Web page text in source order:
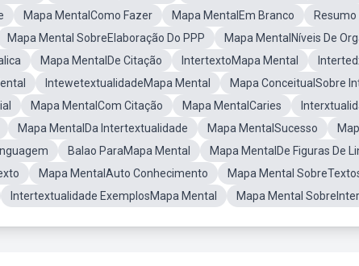
Mapa MentalComo Fazer Mapa MentalEm Branco
Mapa Mental SobreElaboração Do PPP
Mapa MentalNíveis De
Mapa MentalDe Citação IntertextoMapa Mental
IntewetextualidadeMapa Mental
Mapa ConceitualSobre
Mapa MentalCom Citação Mapa MentalCaries
Mapa MentalDa Intertextualidade Mapa MentalSucesso
Balao ParaMapa Mental
Mapa MentalDe Figuras De
Mapa MentalAuto Conhecimento
Mapa Mental
Intertextualidade ExemplosMapa Mental Mapa Mental